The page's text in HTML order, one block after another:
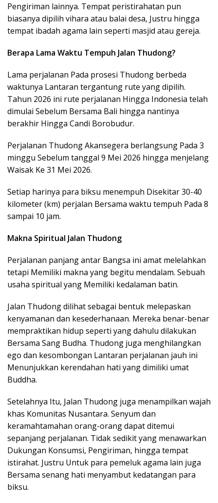
Pengiriman lainnya. Tempat peristirahatan pun
biasanya dipilih vihara atau balai desa, Justru hingga
tempat ibadah agama lain seperti masjid atau gereja.
Berapa Lama Waktu Tempuh Jalan Thudong?
Lama perjalanan Pada prosesi Thudong berbeda
waktunya Lantaran tergantung rute yang dipilih.
Tahun 2026 ini rute perjalanan Hingga Indonesia telah
dimulai Sebelum Bersama Bali hingga nantinya
berakhir Hingga Candi Borobudur.
Perjalanan Thudong Akansegera berlangsung Pada 3
minggu Sebelum tanggal 9 Mei 2026 hingga menjelang
Waisak Ke 31 Mei 2026.
Setiap harinya para biksu menempuh Disekitar 30-40
kilometer (km) perjalan Bersama waktu tempuh Pada 8
sampai 10 jam.
Makna Spiritual Jalan Thudong
Perjalanan panjang antar Bangsa ini amat melelahkan
tetapi Memiliki makna yang begitu mendalam. Sebuah
usaha spiritual yang Memiliki kedalaman batin.
Jalan Thudong dilihat sebagai bentuk melepaskan
kenyamanan dan kesederhanaan. Mereka benar-benar
mempraktikan hidup seperti yang dahulu dilakukan
Bersama Sang Budha. Thudong juga menghilangkan
ego dan kesombongan Lantaran perjalanan jauh ini
Menunjukkan kerendahan hati yang dimiliki umat
Buddha.
Setelahnya Itu, Jalan Thudong juga menampilkan wajah
khas Komunitas Nusantara. Senyum dan
keramahtamahan orang-orang dapat ditemui
sepanjang perjalanan. Tidak sedikit yang menawarkan
Dukungan Konsumsi, Pengiriman, hingga tempat
istirahat. Justru Untuk para pemeluk agama lain juga
Bersama senang hati menyambut kedatangan para
biksu.